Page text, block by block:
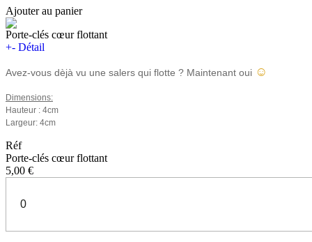
Ajouter au panier
Porte-clés cœur flottant
+- Détail
Avez-vous dèjà vu une salers qui flotte ? Maintenant oui ☺
Dimensions:
Hauteur : 4cm
Largeur: 4cm
Réf
Porte-clés cœur flottant
5,00 €